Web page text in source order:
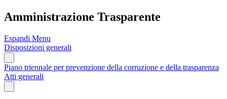
Amministrazione Trasparente
Espandi Menu
Disposizioni generali
Piano triennale per prevenzione della corruzione e della trasparenza
Atti generali